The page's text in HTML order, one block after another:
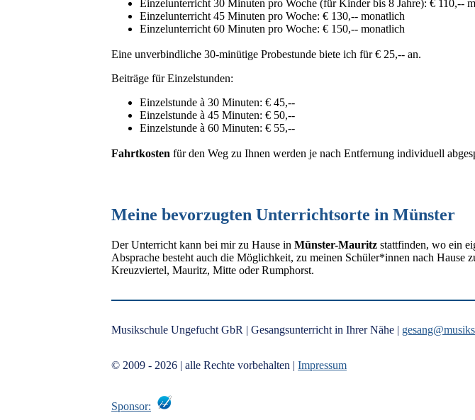
Einzelunterricht 30 Minuten pro Woche (für Kinder bis 8 Jahre): € 110,--
Einzelunterricht 45 Minuten pro Woche: € 130,-- monatlich
Einzelunterricht 60 Minuten pro Woche: € 150,-- monatlich
Eine unverbindliche 30-minütige Probestunde biete ich für € 25,-- an.
Beiträge für Einzelstunden:
Einzelstunde à 30 Minuten: € 45,--
Einzelstunde à 45 Minuten: € 50,--
Einzelstunde à 60 Minuten: € 55,--
Fahrtkosten für den Weg zu Ihnen werden je nach Entfernung individuell
Meine bevorzugten Unterrichtsorte in Münster
Der Unterricht kann bei mir zu Hause in Münster-Mauritz stattfinden, wo ein
Absprache besteht auch die Möglichkeit, zu meinen Schüler*innen nach
Kreuzviertel, Mauritz, Mitte oder Rumphorst.
Musikschule Ungefucht GbR | Gesangsunterricht in Ihrer Nähe |
© 2009 - 2026 | alle Rechte vorbehalten | Impressum
Sponsor: